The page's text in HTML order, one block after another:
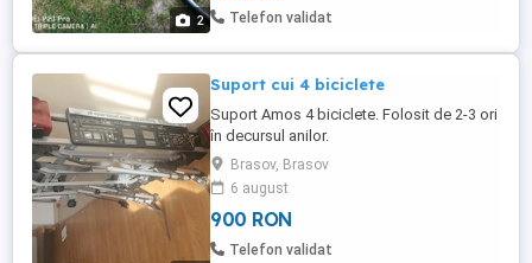
2 Telefon validat
Suport cui 4 biciclete
Suport Amos 4 biciclete. Folosit de 2-3 ori
în decursul anilor.
Brasov, Brasov
6 august
900 RON
Telefon validat